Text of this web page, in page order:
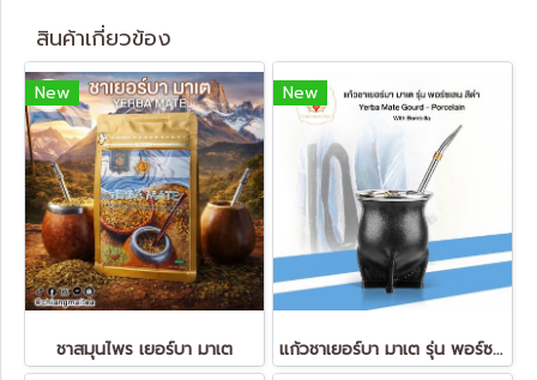
สินค้าเกี่ยวข้อง
New
ชาสมุนไพร เยอร์บา มาเต
New
แก้วชาเยอร์บา มาเต รุ่น พอร์ซเลน สีดำ Yerba Mate Gourd - Porcelain